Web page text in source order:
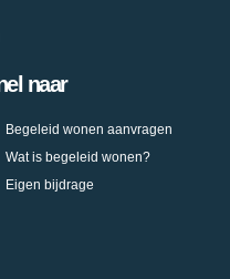
naar
Begeleid wonen aanvragen
Wat is begeleid wonen?
Eigen bijdrage